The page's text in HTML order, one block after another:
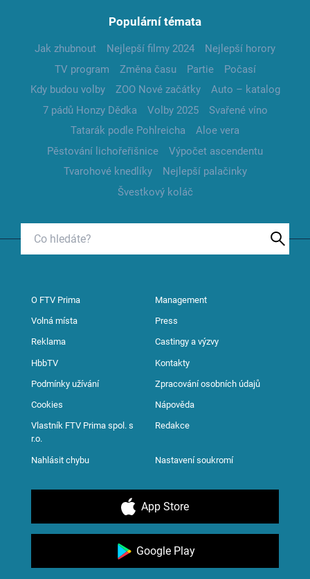
Populární témata
Jak zhubnout Nejlepší filmy 2024
Nejlepší horory
TV program
Změna času Partie
Počasí
Kdy budou volby
ZOO Nové začátky
Auto – katalog
7 pádů Honzy Dědka
Volby 2025
Svařené víno
Tatarák podle Pohlreicha
Aloe vera
Pěstování lichořeřišnice
Výpočet ascendentu
Tvarohové knedlíky
Nejlepší palačinky
Švestkový koláč
O FTV Prima Management
Volná místa Press
Reklama Castingy a výzvy
HbbTV Kontakty
Podmínky užívání Zpracování osobních údajů
Cookies Nápověda
Vlastník FTV Prima spol. s
r.o.
Redakce
Nahlásit chybu Nastavení soukromí
App Store
Google Play